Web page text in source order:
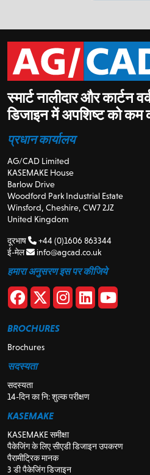
स्मार्ट नालीदार और कार्टन
डिजाइन में अपशिष्ट को कम
प्रधान कार्यालय
AG/CAD Limited
KASEMAKE House
Barlow Drive
Woodford Park Industrial Estate
Winsford, Cheshire, CW7 2JZ
United Kingdom
दूरभाष
+44 (0)1606 863344
ई-मेल
info@agcad.co.uk
हमारा अनुसरण इस पर कीजिये
BROCHURES
Brochures
सदस्यता
सदस्यता
14-दिन का नि: शुल्क परीक्षण
KASEMAKE
KASEMAKE समीक्षा
पैकेजिंग के लिए सीएडी डिजाइन उपकरण
पैरामीट्रिक मानक
3 डी पैकेजिंग डिजाइन